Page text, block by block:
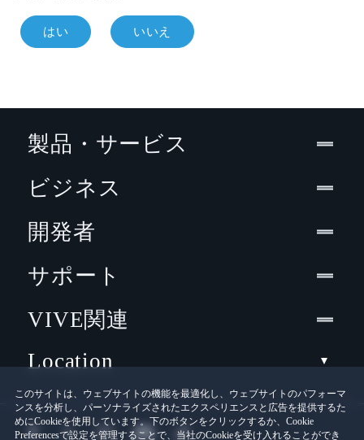
はい いいえ
このサイトは、ウェブサイトの機能を最適化し、ウェブサイトのパフォーマ
ンスを分析し、パーソナライズされたエクスペリエンスと広告を提供するた
めにCookieを使用しています。下のボタンをクリックするか、Cookie
Preferencesで設定を管理することで、当社のCookieを受け入れることができ
製品・サービス
ビジネス
開発者
サポート
VIVE関連
Location